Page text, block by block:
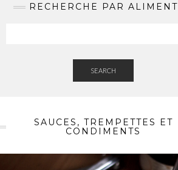
RECHERCHE PAR ALIMENT
SEARCH
SAUCES, TREMPETTES ET
CONDIMENTS